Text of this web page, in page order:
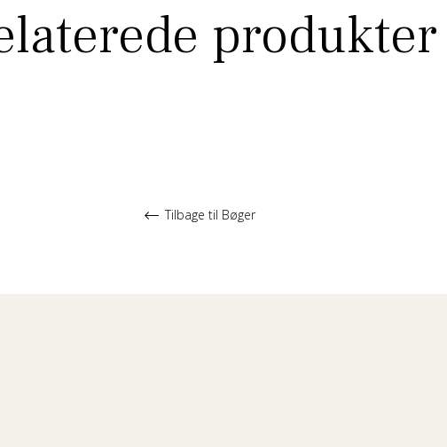
produkter
Tilbage til Bøger